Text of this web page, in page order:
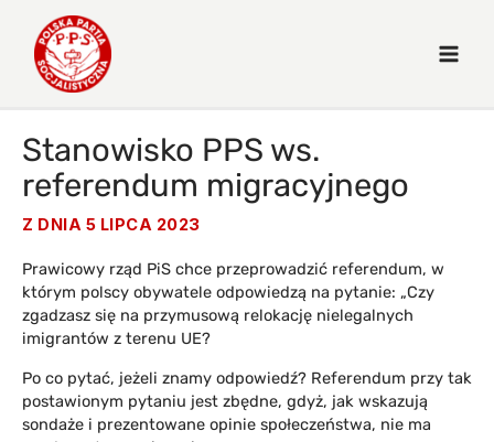
Stanowisko PPS ws.
referendum migracyjnego
Z DNIA 5 LIPCA 2023
Prawicowy rząd PiS chce przeprowadzić referendum, w
którym polscy obywatele odpowiedzą na pytanie: „Czy
zgadzasz się na przymusową relokację nielegalnych
imigrantów z terenu UE?
Po co pytać, jeżeli znamy odpowiedź? Referendum przy tak
postawionym pytaniu jest zbędne, gdyż, jak wskazują
sondaże i prezentowane opinie społeczeństwa, nie ma